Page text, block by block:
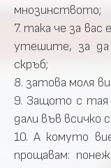
мнозинството;
7. така че за
утешите, за да
скръб;
8. затова моля
9. Защото с тая
дали във всичко
10. А комуто
прощавам: